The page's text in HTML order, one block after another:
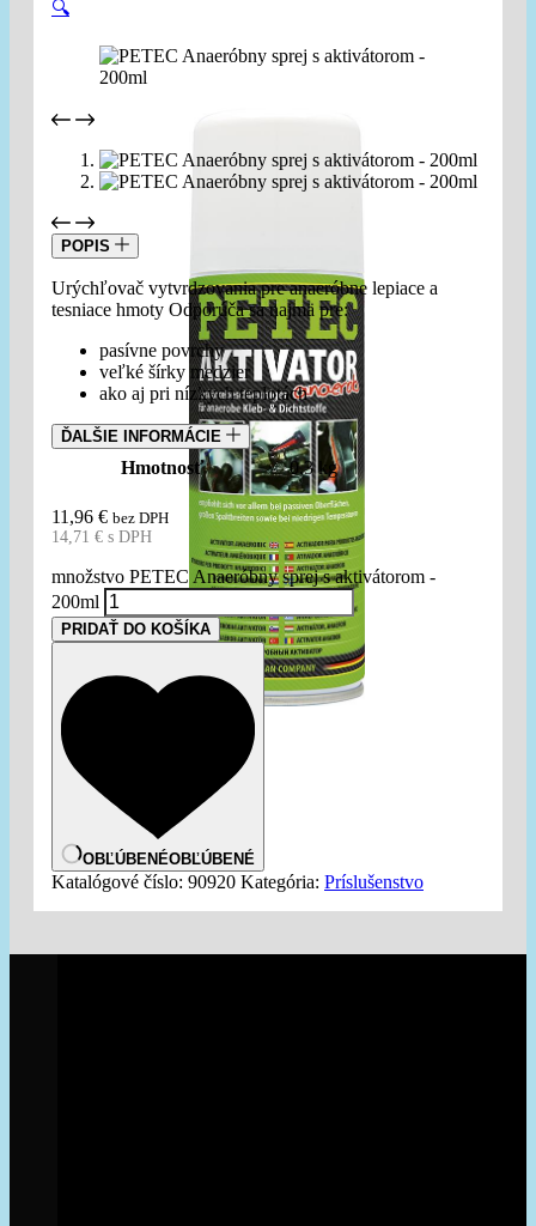
🔍
POPIS
Urýchľovač vytvrdzovania pre anaeróbne lepiace a
tesniace hmoty Odporúča sa najmä pre:
pasívne povrchy
veľké šírky medzier
ako aj pri nízkych teplotách
ĎALŠIE INFORMÁCIE
Hmotnosť 0,3 kg
11,96 € bez DPH
14,71 € s DPH
množstvo PETEC Anaeróbny sprej s aktivátorom -
200ml
PRIDAŤ DO KOŠÍKA
OBĽÚBENÉOBĽÚBENÉ
Katalógové číslo: 90920 Kategória: Príslušenstvo